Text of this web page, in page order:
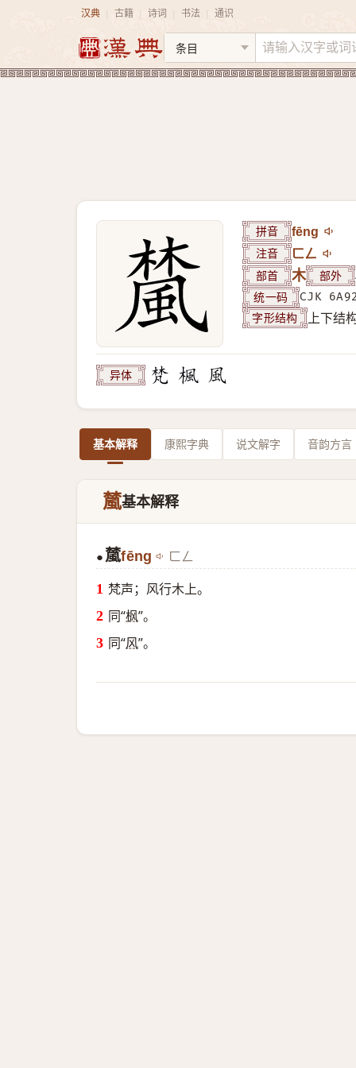
汉典 古籍 诗词 书法 通识
拼音 fēng
注音 ㄈㄥ
部首 木 部外
统一码 CJK 6A92
字形结构 上下结
异体
基本解释 康熙字典 说文解字 音韵方言
檒基本解释
● 檒fēng ㄈㄥ
梵声；风行木上。
同“枫”。
同“风”。